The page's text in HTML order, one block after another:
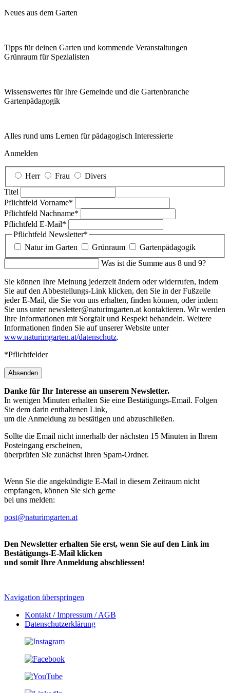
Neues aus dem Garten
Tipps für deinen Garten und kommende Veranstaltungen
Grünraum für Spezialisten
Wissenswertes für Ihre Gemeinde und die Gartenbranche
Garten­pädagogik
Alles rund ums Lernen für pädagogisch Interessierte
Anmelden
Herr Frau
Divers
Titel
Pflichtfeld Vorname*
Pflichtfeld Nachname*
Pflichtfeld E-Mail*
Pflichtfeld Newsletter*
Natur im Garten
Grünraum
Gartenpädagogik
Was ist die Summe aus 8 und 9?
Sie können Ihre Meinung jederzeit ändern oder widerrufen, indem
Sie auf den Abbestellungs-Link klicken, den Sie in der Fußzeile
jeder E-Mail, die Sie von uns erhalten, finden können, oder indem
Sie uns unter newsletter@naturimgarten.at kontaktieren. Wir werden
Ihre Informationen mit Sorgfalt und Respekt behandeln. Weitere
Informationen finden Sie auf unserer Website unter
www.naturimgarten.at/datenschutz.
*Pflichtfelder
Absenden
Danke für Ihr Interesse an unserem Newsletter.
In wenigen Minuten erhalten Sie eine Bestätigungs-Email. Folgen
Sie dem darin enthaltenen Link,
um die Anmeldung zu bestätigen und abzuschließen.
Sollte die Email nicht innerhalb der nächsten 15 Minuten in Ihrem
Posteingang erscheinen,
überprüfen Sie zunächst Ihren Spam-Ordner.
Wenn Sie die angekündigte E-Mail in diesem Zeitraum nicht
empfangen, können Sie sich gerne
bei uns melden:
post@naturimgarten.at
Den Newsletter erhalten Sie erst, wenn Sie auf den Link im
Bestätigungs-E-Mail klicken
und somit Ihre Anmeldung abschliessen!
Navigation überspringen
Kontakt / Impressum / AGB
Datenschutzerklärung